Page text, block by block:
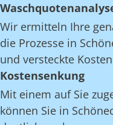
Wir ermitteln Ihre
die Prozesse in
und versteckte
Kostensenkung
Mit einem auf Sie
können Sie in